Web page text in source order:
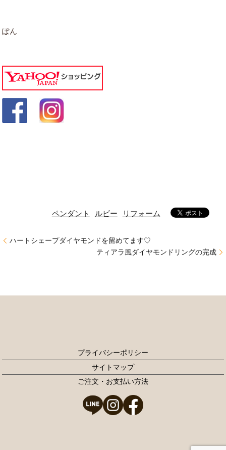
ぽん
ペンダント ルビー リフォーム
ハートシェープダイヤモンドを留めてます♡
ティアラ風ダイヤモンドリングの完成
プライバシーポリシー
サイトマップ
ご注文・お支払い方法